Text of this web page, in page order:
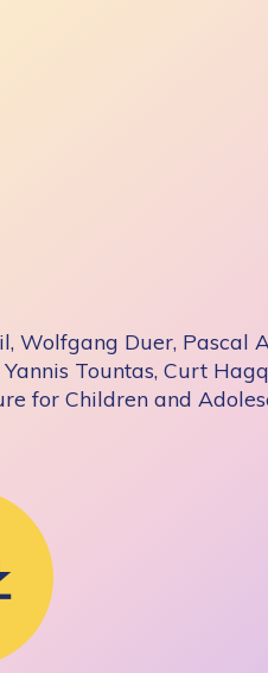
Wolfgang Duer, Pascal
Tountas, Curt
for Children and